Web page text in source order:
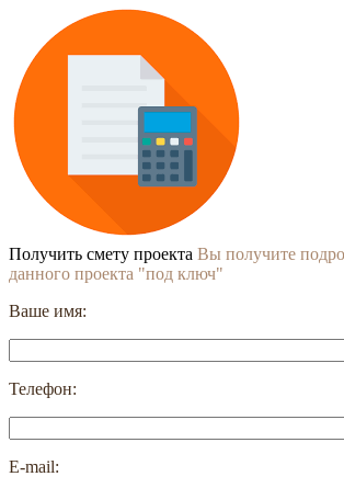
Получить смету проекта Вы получите
данного проекта "под ключ"
Ваше имя:
Телефон:
E-mail: